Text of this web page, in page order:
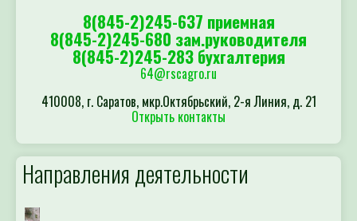
8(845-2)245-637 приемная
8(845-2)245-680 зам.руководителя
8(845-2)245-283 бухгалтерия
64@rscagro.ru
410008, г. Саратов, мкр.Октябрьский, 2-я Линия, д. 21
Открыть контакты
Направления деятельности